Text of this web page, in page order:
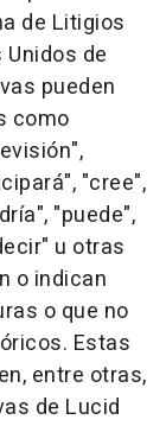
de Litigios
de
pueden
como
"cree",
"puede",
u otras
o indican
o que no
Estas
entre otras,
de Lucid